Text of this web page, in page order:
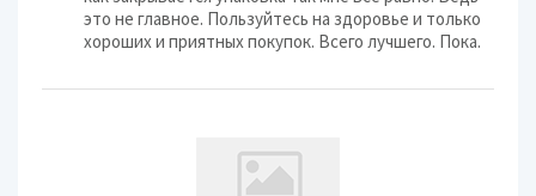
это не главное. Пользуйтесь на здоровье и только
хороших и приятных покупок. Всего лучшего. Пока.